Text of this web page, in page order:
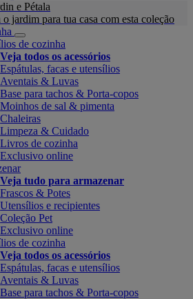
e Pétala
o jardim para tua casa com esta coleção
de cozinha
Veja todos os acessórios
Espátulas, facas e utensílios
Aventais & Luvas
Base para tachos & Porta-copos
Moinhos de sal & pimenta
Chaleiras
Limpeza & Cuidado
Livros de cozinha
Exclusivo online
Veja tudo para armazenar
Frascos & Potes
Utensílios e recipientes
Coleção Pet
Exclusivo online
de cozinha
Veja todos os acessórios
Espátulas, facas e utensílios
Aventais & Luvas
Base para tachos & Porta-copos